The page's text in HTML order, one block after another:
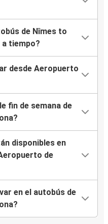
de Nîmes to
tiempo?
desde Aeropuerto
fin de semana de
disponibles en
de
en el autobús de